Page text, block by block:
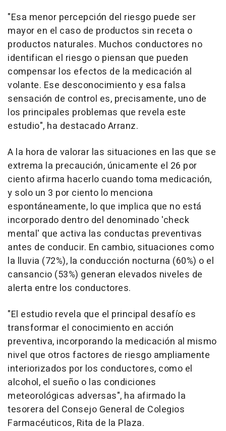
"Esa menor percepción del riesgo puede ser
mayor en el caso de productos sin receta o
productos naturales. Muchos conductores no
identifican el riesgo o piensan que pueden
compensar los efectos de la medicación al
volante. Ese desconocimiento y esa falsa
sensación de control es, precisamente, uno de
los principales problemas que revela este
estudio", ha destacado Arranz.
A la hora de valorar las situaciones en las que se
extrema la precaución, únicamente el 26 por
ciento afirma hacerlo cuando toma medicación,
y solo un 3 por ciento lo menciona
espontáneamente, lo que implica que no está
incorporado dentro del denominado 'check
mental' que activa las conductas preventivas
antes de conducir. En cambio, situaciones como
la lluvia (72%), la conducción nocturna (60%) o el
cansancio (53%) generan elevados niveles de
alerta entre los conductores.
"El estudio revela que el principal desafío es
transformar el conocimiento en acción
preventiva, incorporando la medicación al mismo
nivel que otros factores de riesgo ampliamente
interiorizados por los conductores, como el
alcohol, el sueño o las condiciones
meteorológicas adversas", ha afirmado la
tesorera del Consejo General de Colegios
Farmacéuticos, Rita de la Plaza.